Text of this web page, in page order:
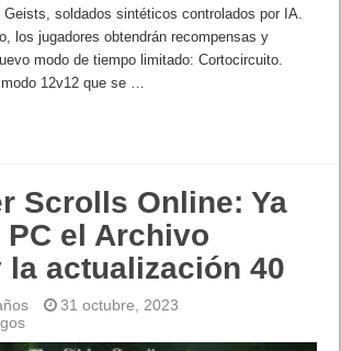
soldados sintéticos controlados por IA.
los jugadores obtendrán recompensas y
modo de tiempo limitado: Cortocircuito.
12v12 que se …
Scrolls Online: Ya
PC el Archivo
actualización 40
31 octubre, 2023